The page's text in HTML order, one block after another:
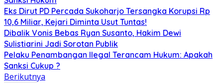
Eks Dirut PD Percada Sukoharjo Tersangka Korupsi Rp
10,6 Miliar, Kejari Diminta Usut Tuntas!
Dibalik Vonis Bebas Ryan Susanto, Hakim Dewi
Sulistiarini Jadi Sorotan Publik
Pelaku Penambangan Ilegal Terancam Hukum: Apakah
Sanksi Cukup ?
Berikutnya